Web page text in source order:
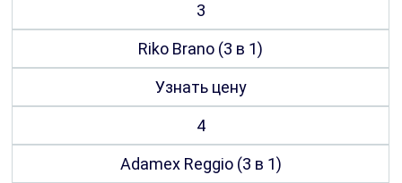
3
Riko Brano (3 в 1)
Узнать цену
4
Adamex Reggio (3 в 1)